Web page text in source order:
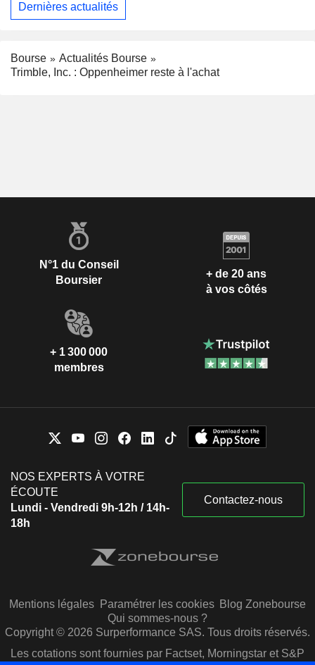
Dernières actualités
Bourse
Actualités Bourse
Trimble, Inc. : Oppenheimer reste à l'achat
N°1 du Conseil
Boursier
+ de 20 ans
à vos côtés
+ 1 300 000
membres
NOS EXPERTS À VOTRE
ÉCOUTE
Lundi - Vendredi 9h-12h / 14h-
18h
Contactez-nous
Mentions légales Paramétrer les cookies Blog Zonebourse
Qui sommes-nous ?
Copyright © 2026 Surperformance SAS. Tous droits réservés.
Les cotations sont fournies par Factset, Morningstar et S&P